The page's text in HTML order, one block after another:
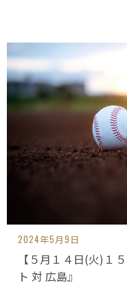
2024年5月9日
【５月１４日(火)１
ト 対 広島』